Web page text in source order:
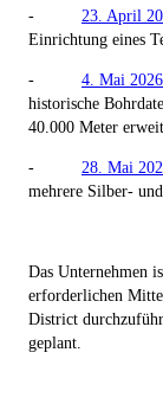
- 23. April
Einrichtung eines
- 4. Mai
historische
40.000 Meter
- 28. Mai
mehrere Silber-
Das Unternehmen
erforderlichen
District
geplant.